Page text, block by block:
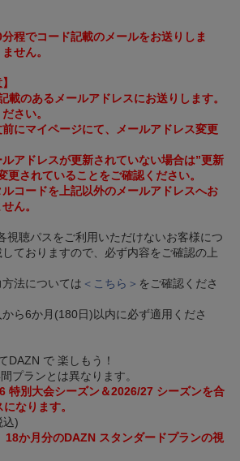
程でコード記載のメールをお送りしま
せん。
載のあるメールアドレスにお送りします。
さい。
にマイページにて、メールアドレス変更
アドレスが更新されていない場合は”更新
更されていることをご確認ください。
コードを上記以外のメールアドレスへお
ん。
視聴パスをご利用いただけないお客様につ
ておりますので、必ず内容をご確認の上
法については ＜こちら＞ をご確認くださ
ら6か月(180日)以内に必ず適用くださ
DAZN で 楽しもう！
プランとは異なります。
特別大会シーズン＆2026/27 シーズンを合
なります。
込)
18か月分のDAZN スタンダードプランの視